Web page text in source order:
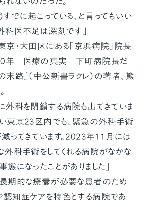
すでに起こっている、と言ってもいい
科医不足は深刻です」
・大田区にある「京浜病院」院長
年 医療の真実 下町病院長だ
末路』（中公新書ラクレ）の著者、熊
外科を閉鎖する病院も出てきていま
東京23区内でも、緊急の外科手術
ってきています。2023年11月には
外科手術をしてくれる病院がなかな
になったことがありました」
期的な療養が必要な患者のため
知症ケアを特色とする病院であ